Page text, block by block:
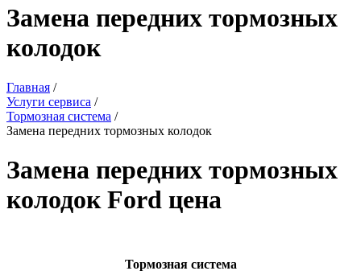
Замена передних тормозных
колодок
Главная /
Услуги сервиса /
Тормозная система /
Замена передних тормозных колодок
Замена передних тормозных
колодок Ford цена
Тормозная система